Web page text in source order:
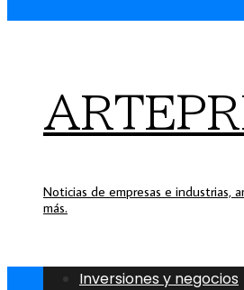
Noticias de empresas e industrias,
más.
Inversiones y negocios